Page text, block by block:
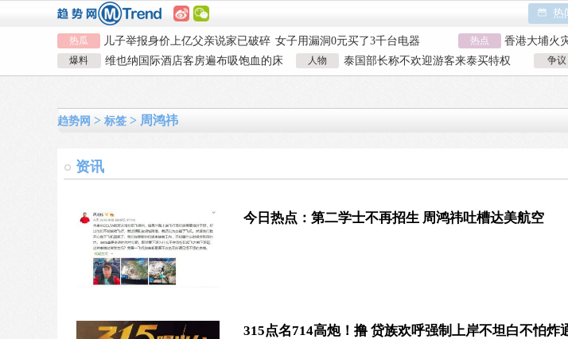
热
热瓜
儿子举报身价上亿父亲说家已破碎
直播自杀日本女网红已身亡
海口80吨高危化学品瞒报
韩国宣布国家灾难状态
员工用代码17小时删光公司89TB
数据
儿子举报身价上亿父亲说家已破碎 女子用漏洞0元买了3千台电器
热点
香港大埔火
天水血铅异
特朗普泽连
香港大埔火
爆料
维也纳国际酒店客房遍布吸饱血的床
虱 酒店客房有虫员工反怪顾客不查
人物
泰国部长称不欢迎游客来泰买特权
泰国部长争议发言
争议
趋势网 > 标签 > 周鸿祎
资讯
今日热点：第二学士不再招生 周鸿祎吐槽达美航空
315点名714高炮！撸 贷族欢呼强制上岸不坦白不怕炸